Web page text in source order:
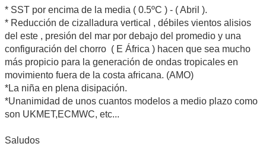
* SST por encima de la media ( 0.5ºC ) - ( Abril ).
* Reducción de cizalladura vertical , débiles vientos alisios
del este , presión del mar por debajo del promedio y una
configuración del chorro ( E África ) hacen que sea mucho
más propicio para la generación de ondas tropicales en
movimiento fuera de la costa africana. (AMO)
*La niña en plena disipación.
*Unanimidad de unos cuantos modelos a medio plazo como
son UKMET,ECMWC, etc...
Saludos